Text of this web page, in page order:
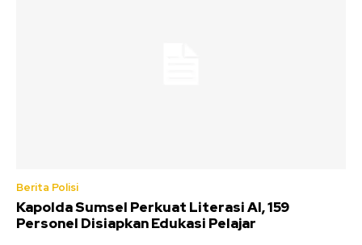
Berita Polisi
Kapolda Sumsel Perkuat Literasi AI, 159
Personel Disiapkan Edukasi Pelajar